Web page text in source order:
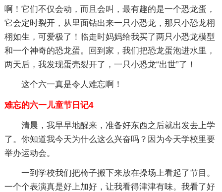
啊！它们不仅会动，而且会叫，最有趣的是一个恐龙蛋，
它会定时裂开，从里面钻出来一只小恐龙，那只小恐龙栩
栩如生，可爱极了！临走时妈妈给我买了两只小恐龙模型
和一个神奇的恐龙蛋。回到家，我们把恐龙蛋泡进水里，
两天后，我发现蛋壳裂开了，一只小恐龙“出世”了！
这个六一真是令人难忘啊！
难忘的六一儿童节日记4
清晨，我早早地醒来，准备好东西之后就出发去上学
了。你知道我今天为什么这么兴奋吗？因为今天学校里要
举办运动会。
一到学校我们把椅子搬下来放在操场上看起了节目。
一个个表演真是好上加好，让我看得津津有味。我看了好